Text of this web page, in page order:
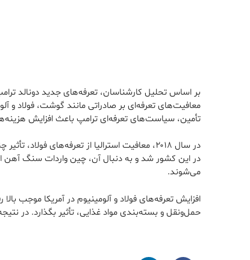
بر اساس تحلیل کارشناسان، تعرفه‌های جدید دونالد
معافیت‌های تعرفه‌ای بر صادراتی مانند گوشت، فولاد و
تأمین، سیاست‌های تعرفه‌ای ترامپ باعث افزایش
در سال ۲۰۱۸، معافیت استرالیا از تعرفه‌های
در این کشور شد و به دنبال آن، چین واردات سنگ آهن از
می‌شوند.
افزایش تعرفه‌های فولاد و آلومینیوم در آمریکا موجب
حمل‌ونقل و بسته‌بندی مواد غذایی، تأثیر بگذارد. در